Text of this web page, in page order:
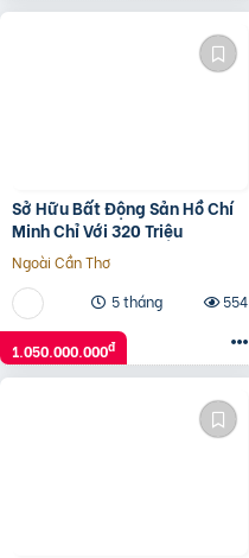
Sở Hữu Bất Động Sản Hồ Chí
Minh Chỉ Với 320 Triệu
Ngoài Cần Thơ
5 tháng
554
1.050.000.000đ